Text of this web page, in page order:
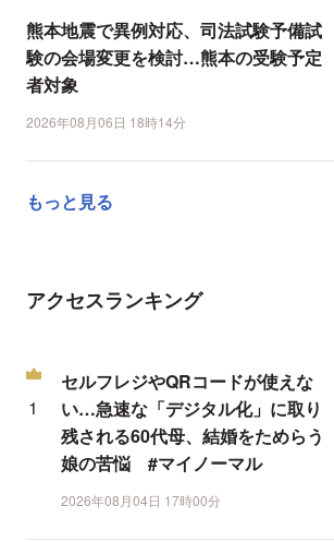
熊本地震で異例対応、司法試験予備試
験の会場変更を検討…熊本の受験予定
者対象
2026年08月06日 18時14分
もっと見る
アクセスランキング
セルフレジやQRコードが使えな
い…急速な「デジタル化」に取り
残される60代母、結婚をためらう
娘の苦悩 #マイノーマル
2026年08月04日 17時00分